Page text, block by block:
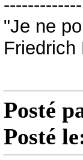
-------------
"Je ne
Friedrich
Posté
Posté